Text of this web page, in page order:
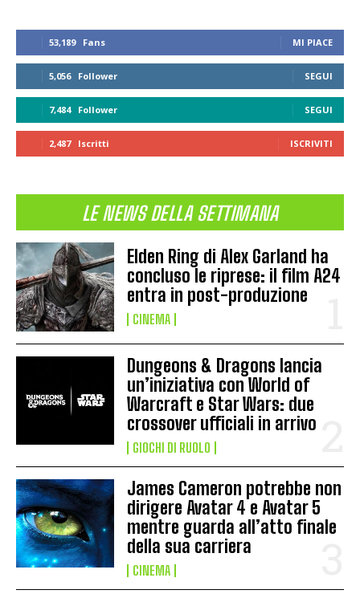
53,189 Fans MI PIACE
5,056 Follower SEGUI
7,484 Follower SEGUI
2,487 Iscritti ISCRIVITI
LE NEWS DELLA SETTIMANA
Elden Ring di Alex Garland ha
concluso le riprese: il film A24
entra in post-produzione
CINEMA
Dungeons & Dragons lancia
un’iniziativa con World of
Warcraft e Star Wars: due
crossover ufficiali in arrivo
GIOCHI DI RUOLO
James Cameron potrebbe non
dirigere Avatar 4 e Avatar 5
mentre guarda all’atto finale
della sua carriera
CINEMA